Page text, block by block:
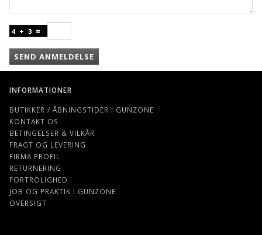
SEND ANMELDELSE
INFORMATIONER
BUTIKKER / ÅBNINGSTIDER I GUNZONE
KONTAKT OS
BETINGELSER & VILKÅR
FRAGT OG LEVERING
FIRMA PROFIL
RETURNERING
FORTROLIGHED
JOB OG PRAKTIK I GUNZONE
OVERSIGT